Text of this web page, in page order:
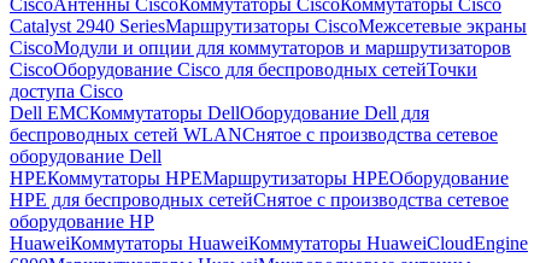
Catalyst 2940 SeriesМаршрутизаторы CiscoМежсетевые экраны
CiscoМодули и опции для коммутаторов и маршрутизаторов
CiscoОборудование Cisco для беспроводных сетейТочки
доступа Cisco
Dell EMCКоммутаторы DellОборудование Dell для
беспроводных сетей WLANСнятое с производства сетевое
оборудование Dell
HPEКоммутаторы HPEМаршрутизаторы HPEОборудование
HPE для беспроводных сетейСнятое с производства сетевое
оборудование HP
HuaweiКоммутаторы HuaweiКоммутаторы HuaweiCloudEngine